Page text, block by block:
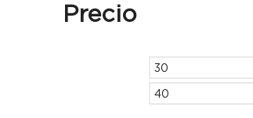
Precio
Precio
mínimo